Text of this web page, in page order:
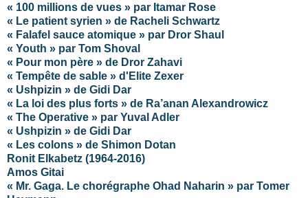
« 100 millions de vues » par Itamar Rose
« Le patient syrien » de Racheli Schwartz
« Falafel sauce atomique » par Dror Shaul
« Youth » par Tom Shoval
« Pour mon père » de Dror Zahavi
« Tempête de sable » d'Elite Zexer
« Ushpizin » de Gidi Dar
« La loi des plus forts » de Ra’anan Alexandrowicz
« The Operative » par Yuval Adler
« Ushpizin » de Gidi Dar
« Les colons » de Shimon Dotan
Ronit Elkabetz (1964-2016)
Amos Gitai
« Mr. Gaga. Le chorégraphe Ohad Naharin » par Tomer